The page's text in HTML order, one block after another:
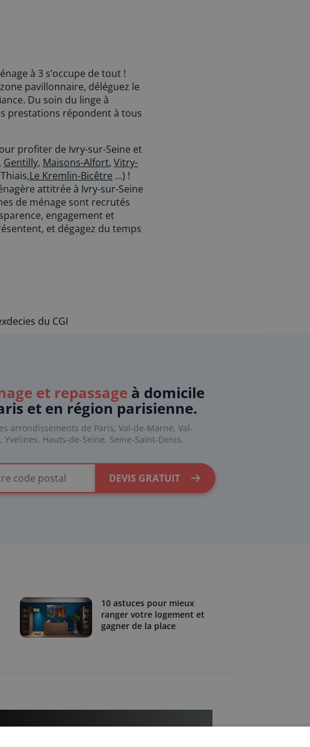
à 3 s’occupe de tout !
pavillonnaire, déléguez le
Du soin du linge à
prestations répondent à tous
profiter de Ivry-sur-Seine et
, Gentilly, Maisons-Alfort, Vitry-
Le Kremlin-Bicêtre …) !
attitrée à Ivry-sur-Seine
de ménage sont recrutés
engagement et
et dégagez du temps
du CGI
et repassage à domicile
et en région parisienne.
arrondissements de Paris, Val-de-Marne, Val-
Yvelines, Hauts-de-Seine, Seine-Saint-Denis.
DEVIS GRATUIT
10 astuces pour mieux
ranger votre logement et
gagner de la place